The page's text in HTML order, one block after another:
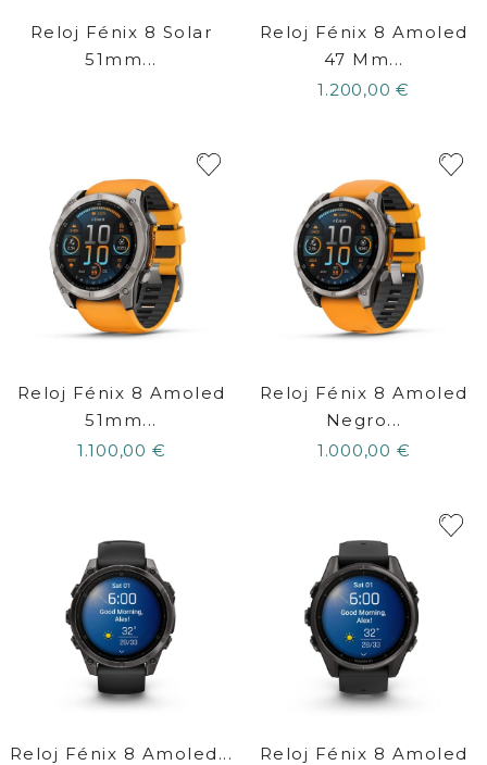
Reloj Fénix 8 Solar
51mm...
Reloj Fénix 8 Amoled
47 Mm...
1.200,00 €
Reloj Fénix 8 Amoled
51mm...
1.100,00 €
Reloj Fénix 8 Amoled
Negro...
1.000,00 €
Reloj Fénix 8 Amoled...
Reloj Fénix 8 Amoled